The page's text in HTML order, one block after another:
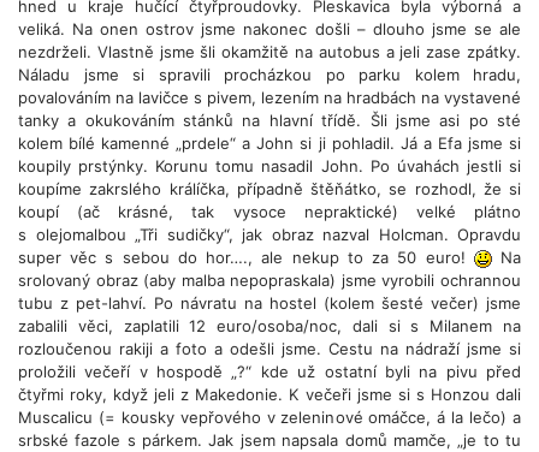
hned u kraje hučící čtyřproudovky. Pleskavica byla výborná a
veliká. Na onen ostrov jsme nakonec došli – dlouho jsme se ale
nezdrželi. Vlastně jsme šli okamžitě na autobus a jeli zase zpátky.
Náladu jsme si spravili procházkou po parku kolem hradu,
povalováním na lavičce s pivem, lezením na hradbách na vystavené
tanky a okukováním stánků na hlavní třídě. Šli jsme asi po sté
kolem bílé kamenné „prdele“ a John si ji pohladil. Já a Efa jsme si
koupily prstýnky. Korunu tomu nasadil John. Po úvahách jestli si
koupíme zakrslého králíčka, případně štěňátko, se rozhodl, že si
koupí (ač krásné, tak vysoce nepraktické) velké plátno
s olejomalbou „Tři sudičky“, jak obraz nazval Holcman. Opravdu
super věc s sebou do hor…., ale nekup to za 50 euro!
Na
srolovaný obraz (aby malba nepopraskala) jsme vyrobili ochrannou
tubu z pet-lahví. Po návratu na hostel (kolem šesté večer) jsme
zabalili věci, zaplatili 12 euro/osoba/noc, dali si s Milanem na
rozloučenou rakiji a foto a odešli jsme. Cestu na nádraží jsme si
proložili večeří v hospodě „?“ kde už ostatní byli na pivu před
čtyřmi roky, když jeli z Makedonie. K večeři jsme si s Honzou dali
Muscalicu (= kousky vepřového v zeleninové omáčce, á la lečo) a
srbské fazole s párkem. Jak jsem napsala domů mamče, „je to tu